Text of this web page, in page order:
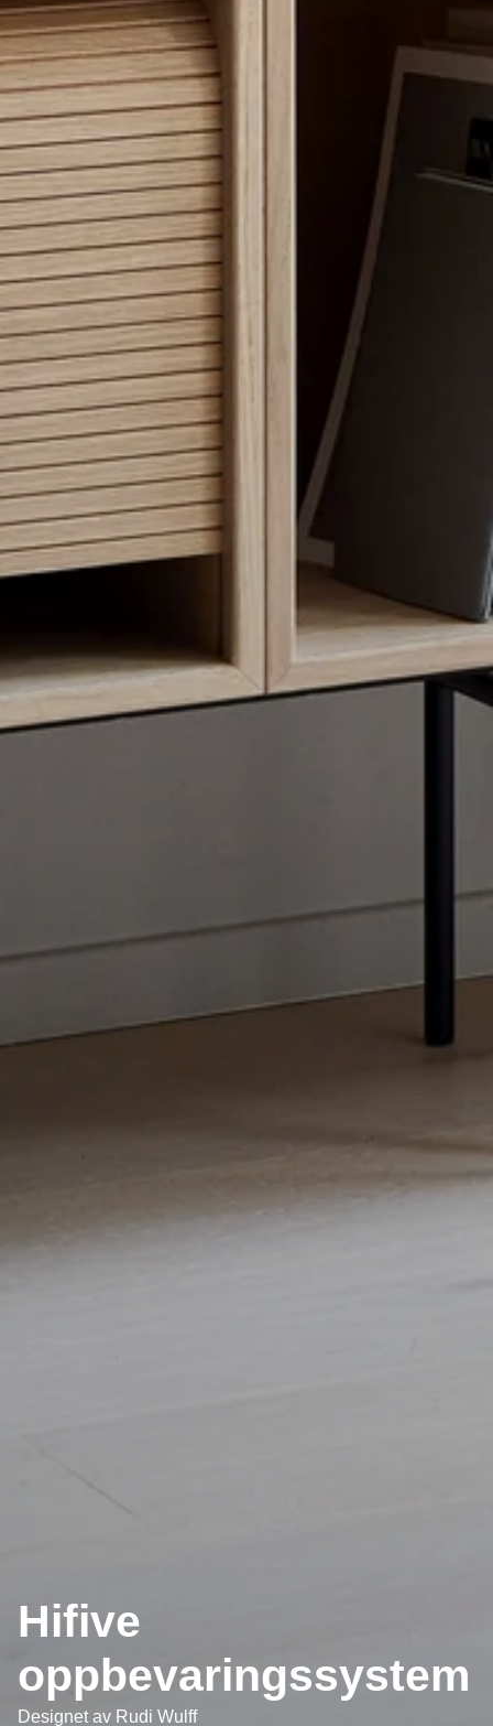
Hifive
oppbevaringssystem
Designet av Rudi Wulff